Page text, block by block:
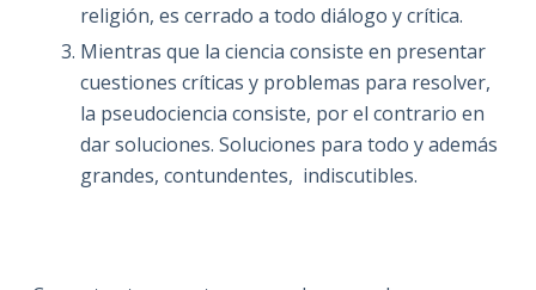
religión, es cerrado a todo diálogo y crítica.
Mientras que la ciencia consiste en presentar
cuestiones críticas y problemas para resolver,
la pseudociencia consiste, por el contrario en
dar soluciones. Soluciones para todo y además
grandes, contundentes, indiscutibles.